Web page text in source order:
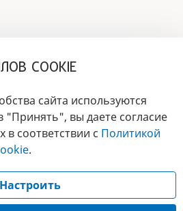
- 2019
вет»
COOKIE
сайта используются
вы даете согласие
в соответствии с Политикой
.
Настроить